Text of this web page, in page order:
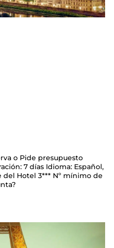
o Pide presupuesto
7 días Idioma: Español,
Hotel 3*** Nº mínimo de